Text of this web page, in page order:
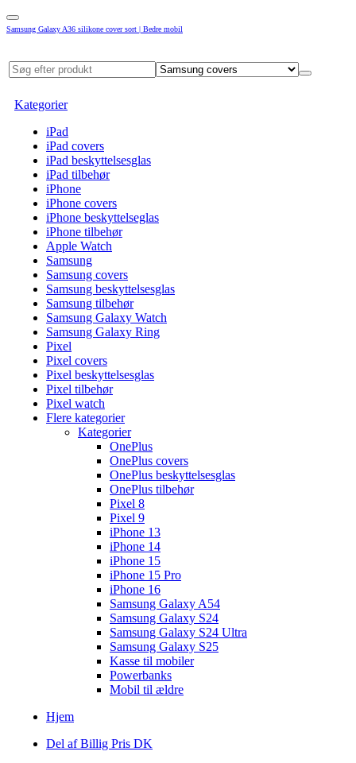
Samsung Galaxy A36 silikone cover sort | Bedre mobil
Kategorier
iPad
iPad covers
iPad beskyttelsesglas
iPad tilbehør
iPhone
iPhone covers
iPhone beskyttelseglas
iPhone tilbehør
Apple Watch
Samsung
Samsung covers
Samsung beskyttelsesglas
Samsung tilbehør
Samsung Galaxy Watch
Samsung Galaxy Ring
Pixel
Pixel covers
Pixel beskyttelsesglas
Pixel tilbehør
Pixel watch
Flere kategorier
Kategorier
OnePlus
OnePlus covers
OnePlus beskyttelsesglas
OnePlus tilbehør
Pixel 8
Pixel 9
iPhone 13
iPhone 14
iPhone 15
iPhone 15 Pro
iPhone 16
Samsung Galaxy A54
Samsung Galaxy S24
Samsung Galaxy S24 Ultra
Samsung Galaxy S25
Kasse til mobiler
Powerbanks
Mobil til ældre
Hjem
Del af Billig Pris DK